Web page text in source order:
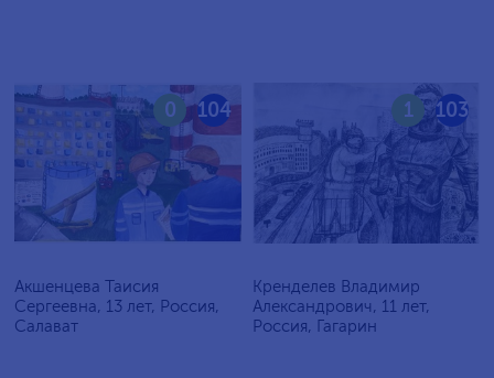
104
0
Акшенцева Таисия
Сергеевна, 13 лет, Россия,
Салават
103
1
Кренделев Владимир
Александрович, 11 лет,
Россия, Гагарин